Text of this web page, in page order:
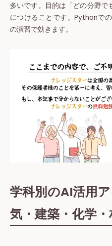
多いです。目的は「どの分野で
につけることです。Pythonで
の演習で効きます。
学科別のAI活用
気・建築・化学・